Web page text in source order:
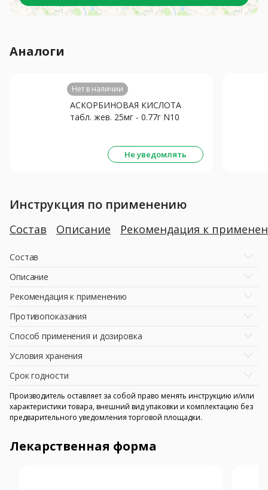
Аналоги
Нет в наличии
АСКОРБИНОВАЯ КИСЛОТА
табл. жев. 25мг - 0.77г N10
Не уведомлять
Инструкция по применению
Состав Описание Рекомендация к
Состав
Описание
Рекомендация к применению
Противопоказания
Способ применения и дозировка
Условия хранения
Срок годности
Производитель оставляет за собой право менять инструкцию и/или
характеристики товара, внешний вид упаковки и комплектацию без
предварительного уведомления торговой площадки.
Лекарственная форма